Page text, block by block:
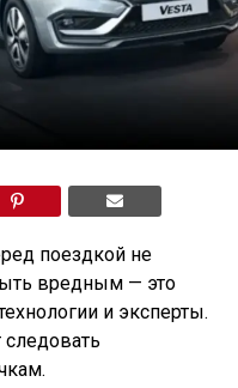
поездкой не
вредным — это
и эксперты.